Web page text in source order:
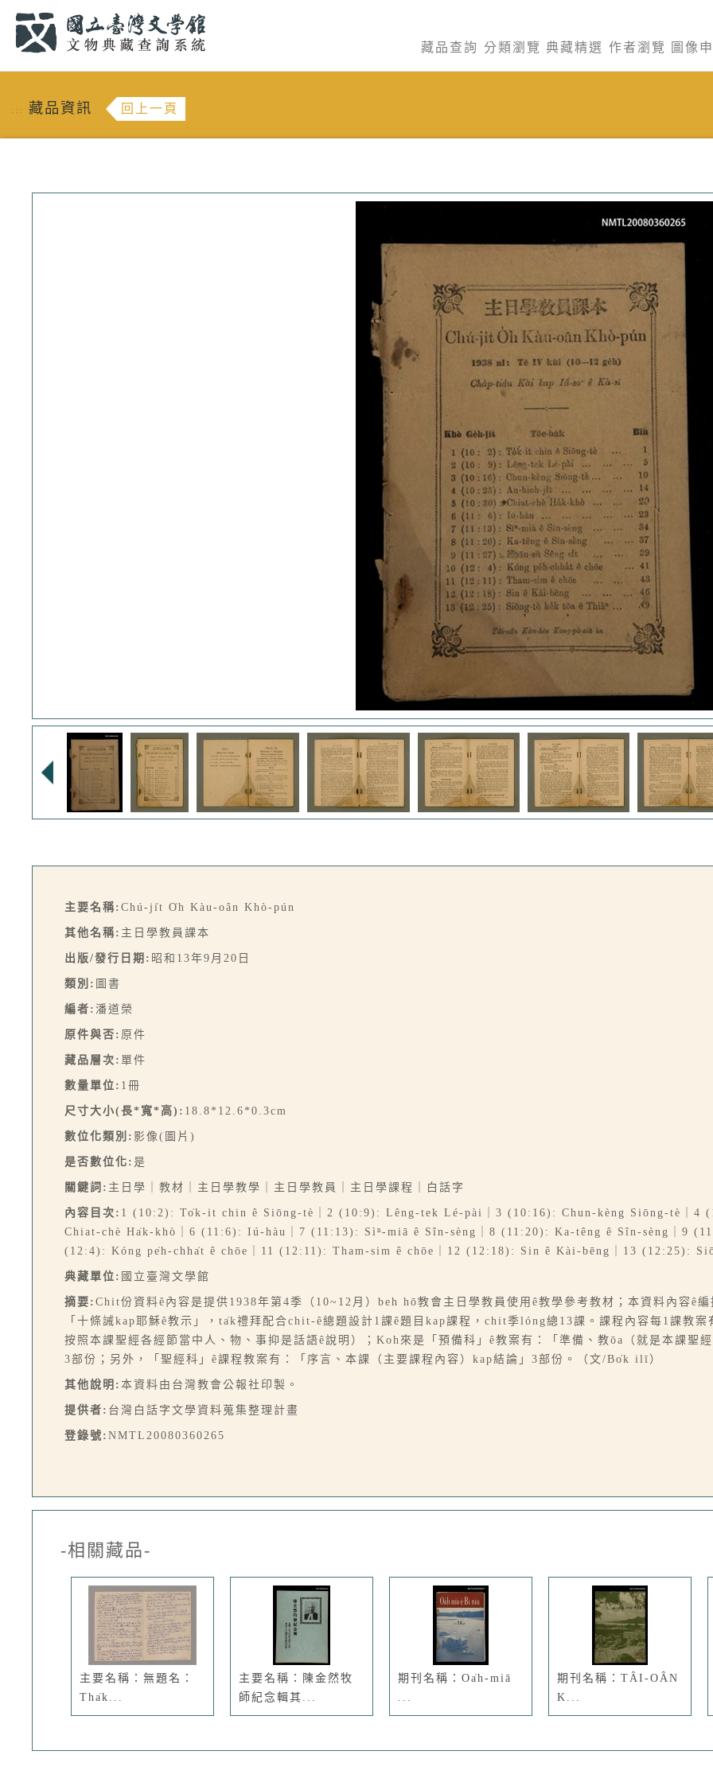
藏品查詢 分類瀏覽 典藏精選 作者瀏覽 圖像
::: 藏品資訊 回上一頁
主要名稱: Chú-ji̍t O̍h Kàu-oân Khò-pún
其他名稱: 主日學教員課本
出版/發行日期: 昭和13年9月20日
類別: 圖書
編者: 潘道榮
原件與否: 原件
藏品層次: 單件
數量單位: 1冊
尺寸大小(長*寬*高): 18.8*12.6*0.3cm
數位化類別: 影像(圖片)
是否數位化: 是
關鍵詞: 主日學｜教材｜主日學教學｜主日學教員｜主日學課程｜白話字
內容目次: 1 (10:2): To̍k-it chin ê Siōng-tè｜2 (10:9): Lêng-tek Lé-pài｜3 (10:16): Chun-kèng Siōng-tè｜
Chiat-chè Ha̍k-khò｜6 (11:6): Iú-hàu｜7 (11:13): Sìⁿ-miā ê Sîn-sèng｜8 (11:20): Ka-têng ê Sîn-sèng｜9
(12:4): Kóng pe̍h-chha̍t ê chōe｜11 (12:11): Tham-sim ê chōe｜12 (12:18): Sin ê Kài-bēng｜13 (12:25):
典藏單位: 國立臺灣文學館
摘要: Chit份資料ê內容是提供1938年第4季（10~12月）beh hō͘教會主日學教員使用ê教學參考教材；本資料內容ê
「十條誡kap耶穌ê教示」，ta̍k禮拜配合chit-ê總題設計1課ê題目kap課程，chit季lóng總13課。課程內容每1課教
按照本課聖經各經節當中人、物、事抑是話語ê說明）；Koh來是「預備科」ê教案有：「準備、教ōa（就是本課聖
3部份；另外，「聖經科」ê課程教案有：「序言、本課（主要課程內容）kap結論」3部份。（文/Bo̍k ilī）
其他說明: 本資料由台灣教會公報社印製。
提供者: 台灣白話字文學資料蒐集整理計畫
登錄號: NMTL20080360265
-相關藏品-
主要名稱：無題名：
Tha̍k...
主要名稱：陳金然牧
師紀念輯其...
期刊名稱：Oa̍h-miā
...
期刊名稱：TÂI-OÂN
K...